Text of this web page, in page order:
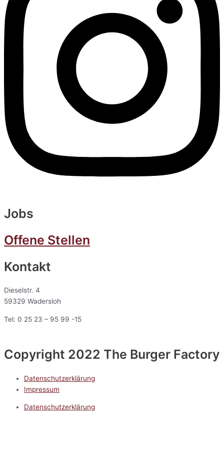
Jobs
Offene Stellen
Kontakt
Dieselstr. 4
59329 Wadersloh
Tel: 0 25 23 – 95 99 -15
Copyright 2022 The Burger Factory
Datenschutzerklärung
Impressum
Datenschutzerklärung